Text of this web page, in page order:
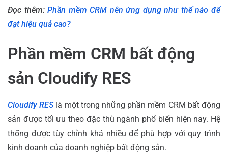
Đọc thêm:Phần mềm CRM nên ứng dụng như thế nào để
đạt hiệu quả cao?
Phần mềm CRM bất động
sản Cloudify RES
Cloudify RESlà một trong những phần mềm CRM bất động
sản được tối ưu theo đặc thù ngành phổ biến hiện nay. Hệ
thống được tùy chỉnh khá nhiều để phù hợp với quy trình
kinh doanh của doanh nghiệp bất động sản.